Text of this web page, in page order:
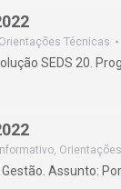
Orientações Técnicas
SEDS 20.
,
Assunto: